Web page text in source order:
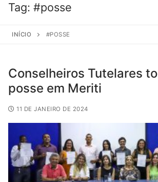
Tag: #posse
INÍCIO #POSSE
Conselheiros Tutelares
posse em Meriti
11 DE JANEIRO DE 2024